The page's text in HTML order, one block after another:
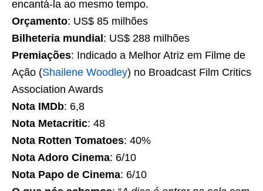
encantá-la ao mesmo tempo.
Orçamento: US$ 85 milhões
Bilheteria mundial : US$ 288 milhões
Premiações: Indicado a Melhor Atriz em Filme de
Ação (Shailene Woodley) no Broadcast Film Critics
Association Awards
Nota IMDb: 6,8
Nota Metacritic: 48
Nota Rotten Tomatoes: 40%
Nota Adoro Cinema: 6/10
Nota Papo de Cinema: 6/10